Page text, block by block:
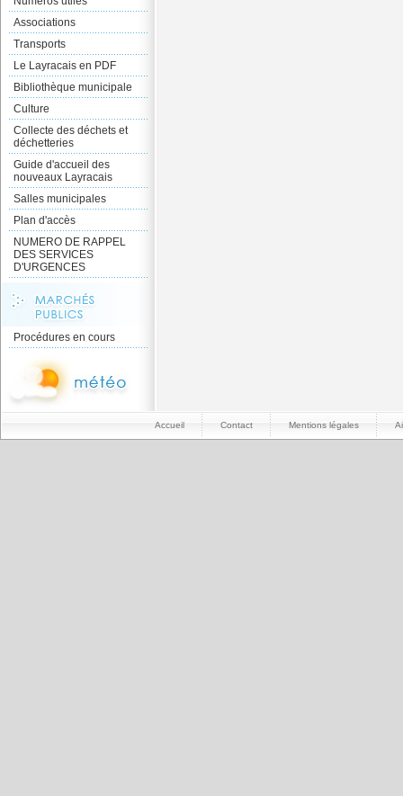
Associations
Transports
Le Layracais en PDF
Bibliothèque municipale
Culture
Collecte des déchets et
déchetteries
Guide d'accueil des
nouveaux Layracais
Salles municipales
Plan d'accès
NUMERO DE RAPPEL
DES SERVICES
D'URGENCES
Procédures en cours
Accueil Contact Mentions légales